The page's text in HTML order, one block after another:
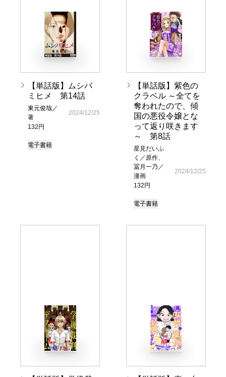
【単話版】ムシバ
ミヒメ 第14話
東元俊哉／
著
132円
2024/12/25
電子書籍
【単話版】紫色の
クラベル ～全てを
奪われたので、傾
国の悪役令嬢とな
って返り咲きます
～ 第8話
星見だいふ
く／原作、
冨月一乃／
漫画
132円
2024/12/25
電子書籍